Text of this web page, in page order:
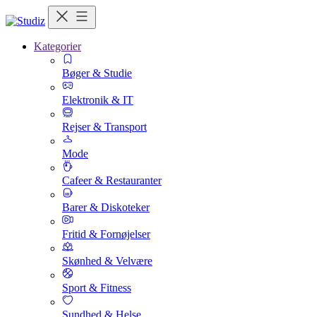
Kategorier
Bøger & Studie
Elektronik & IT
Rejser & Transport
Mode
Cafeer & Restauranter
Barer & Diskoteker
Fritid & Fornøjelser
Skønhed & Velvære
Sport & Fitness
Sundhed & Helse